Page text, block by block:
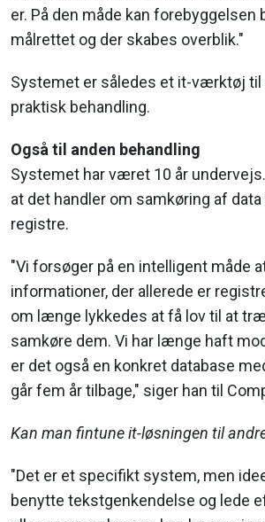
er. På den måde kan forebyggelsen
målrettet og der skabes overblik."
Systemet er således et it-værktøj til
praktisk behandling.
Også til anden behandling
Systemet har været 10 år
at det handler om samkøring af
registre.
"Vi forsøger på en intelligent måde
informationer, der allerede er
om længe lykkedes at få lov til at
samkøre dem. Vi har længe haft
er det også en konkret database
går fem år tilbage," siger han til
Kan man fintune it-løsningen til
"Det er et specifikt system, men
benytte tekstgenkendelse og lede